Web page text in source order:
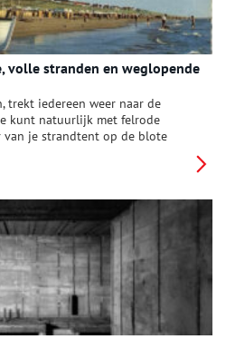
volle stranden en weglopende
trekt iedereen weer naar de
kunt natuurlijk met felrode
je strandtent op de blote
van de reddingsbrigades
Werkt net zo goed en staat
wel anders.